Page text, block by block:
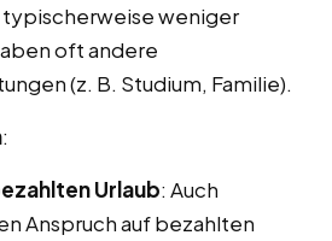
weniger
oft andere
(z. B. Studium, Familie).
:
Urlaub: Auch
Anspruch auf bezahlten